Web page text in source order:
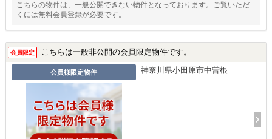
こちらの物件は、一般公開できない物件となっております。ご覧いただ
くには無料会員登録が必要です。
会員限定 こちらは一般非公開の会員限定物件です。
会員様限定物件 神奈川県小田原市中曽根